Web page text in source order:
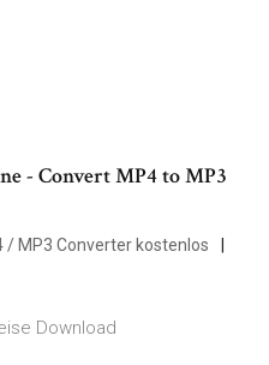
- Convert MP4 to MP3
/ MP3 Converter kostenlos
Download